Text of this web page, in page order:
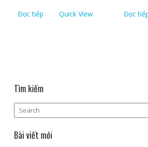
Đọc tiếp Quick View Đọc
Tìm kiếm
Bài viết mới